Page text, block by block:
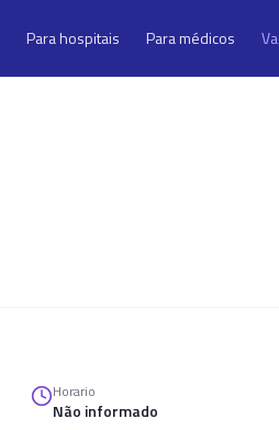
Para hospitais Para médicos
Horario
Não informado